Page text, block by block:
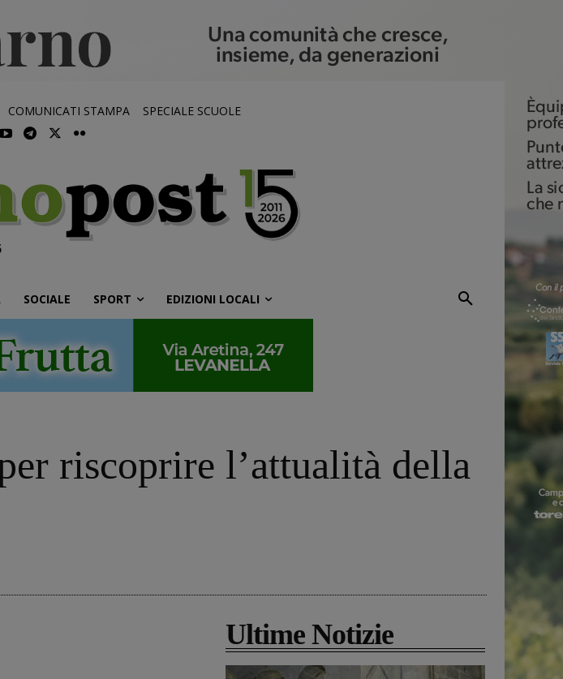
COMUNICATI STAMPA SPECIALE SCUOLE
SOCIALE SPORT EDIZIONI LOCALI
riscoprire l’attualità della
Ultime Notizie